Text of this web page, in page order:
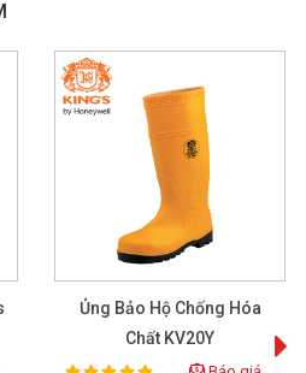
hóa chất Hoa San HS26
Ủng Bảo Hộ Chống Hóa
Chất KV20Y